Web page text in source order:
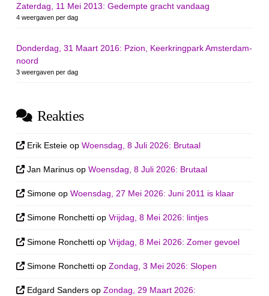
Zaterdag, 11 Mei 2013: Gedempte gracht vandaag
4 weergaven per dag
Donderdag, 31 Maart 2016: Pzion, Keerkringpark Amsterdam-
noord
3 weergaven per dag
Reakties
Erik Esteie opWoensdag, 8 Juli 2026: Brutaal
Jan Marinus opWoensdag, 8 Juli 2026: Brutaal
Simone opWoensdag, 27 Mei 2026: Juni 2011 is klaar
Simone Ronchetti opVrijdag, 8 Mei 2026: lintjes
Simone Ronchetti opVrijdag, 8 Mei 2026: Zomer gevoel
Simone Ronchetti opZondag, 3 Mei 2026: Slopen
Edgard Sanders opZondag, 29 Maart 2026: